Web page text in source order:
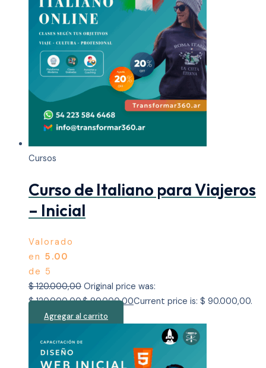
Cursos
Curso de Italiano para Viajeros
– Inicial
Valorado
en 5.00
de 5
$120.000,00 Original price was:
$ 120.000,00.$90.000,00Current price is: $ 90.000,00.
Agregar al carrito